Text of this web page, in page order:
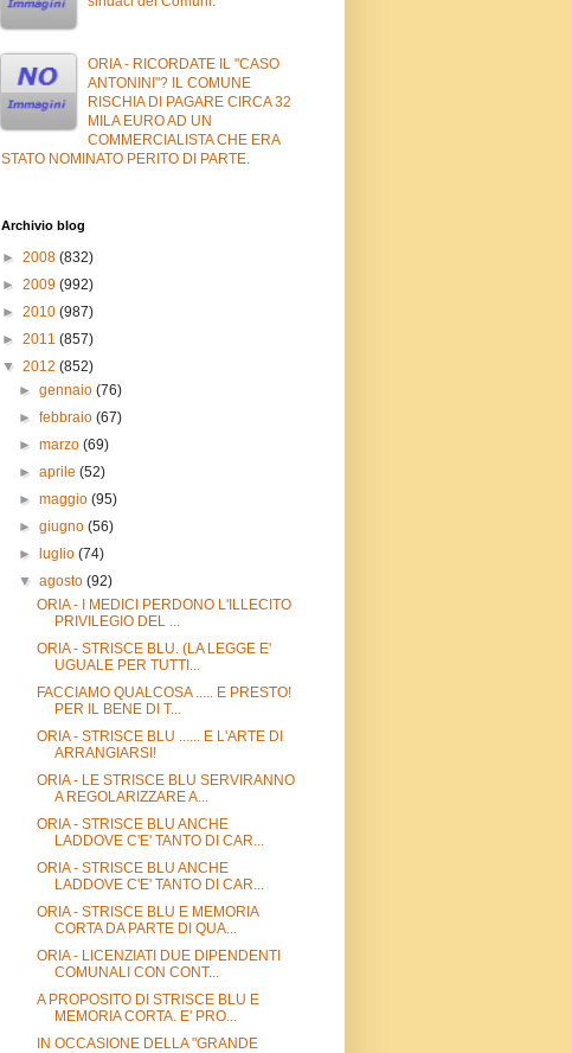
ORIA - RICORDATE IL "CASO
ANTONINI"? IL COMUNE
RISCHIA DI PAGARE CIRCA 32
MILA EURO AD UN
COMMERCIALISTA CHE ERA
STATO NOMINATO PERITO DI PARTE.
Archivio blog
► 2008 (832)
► 2009 (992)
► 2010 (987)
► 2011 (857)
▼ 2012 (852)
►gennaio(76)
►febbraio(67)
►marzo(69)
►aprile(52)
►maggio(95)
►giugno(56)
►luglio(74)
▼agosto(92)
ORIA - I MEDICI PERDONO L'ILLECITO
PRIVILEGIO DEL ...
ORIA - STRISCE BLU. (LA LEGGE E'
UGUALE PER TUTTI...
FACCIAMO QUALCOSA ..... E PRESTO!
PER IL BENE DI T...
ORIA - STRISCE BLU ...... E L'ARTE DI
ARRANGIARSI!
ORIA - LE STRISCE BLU SERVIRANNO
A REGOLARIZZARE A...
ORIA - STRISCE BLU ANCHE
LADDOVE C'E' TANTO DI CAR...
ORIA - STRISCE BLU ANCHE
LADDOVE C'E' TANTO DI CAR...
ORIA - STRISCE BLU E MEMORIA
CORTA DA PARTE DI QUA...
ORIA - LICENZIATI DUE DIPENDENTI
COMUNALI CON CONT...
A PROPOSITO DI STRISCE BLU E
MEMORIA CORTA. E' PRO...
IN OCCASIONE DELLA "GRANDE